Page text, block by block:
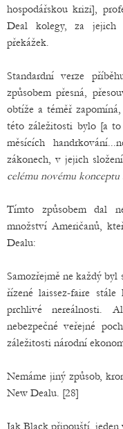
hospodářskou krizi],
Deal kolegy, za jejich
překážek.
Standardní verze
způsobem přesná,
obtíže a téměř
této záležitosti bylo [a
měsících
zákonech, v jejich
celému novému
Tímto způsobem dal
množství Američanů,
Dealu:
Samozřejmě ne každý byl
řízené laissez-faire
prchlivé nereálnosti.
nebezpečné veřejné
záležitosti národní
Nemáme jiný způsob,
New Dealu. [28]
Jak Black připouští,